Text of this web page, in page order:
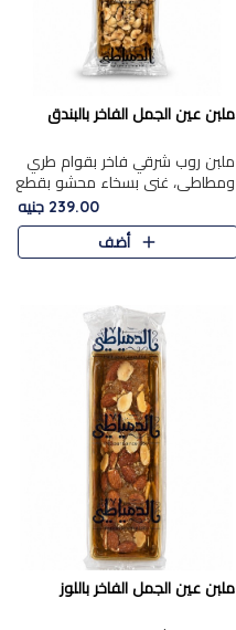
ملبن عين الجمل الفاخر بالبندق
ملبن روب شرقي فاخر بقوام طري
ومطاطي، غني بسخاء محشو بقطع
عين الجمل والبندق المحمص التي
تضيف قرمشة مميزة مُرضية
ونكهة جوزية غنية في كل
239.00 جنيه
أضف
ملبن عين الجمل الفاخر باللوز